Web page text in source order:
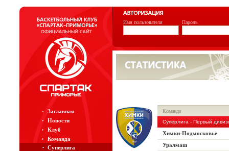
Имя пользователя Пароль
Заглавная
Новости
Клуб
Команда
Суперлига
Команда
Суперлига - Первый
Химки-Подмосковье
Уралмаш